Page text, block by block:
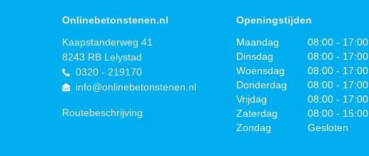
Onlinebetonstenen.nl
Kaapstanderweg 41
8243 RB Lelystad
0320 - 219170
info@onlinebetonstenen.nl
Routebeschrijving
Openingstijden
Maandag
08:00 - 17:00
Dinsdag
08:00 - 17:00
Woensdag
08:00 - 17:00
Donderdag
08:00 - 17:00
Vrijdag
08:00 - 17:00
Zaterdag
08:00 - 15:00
Zondag
Gesloten